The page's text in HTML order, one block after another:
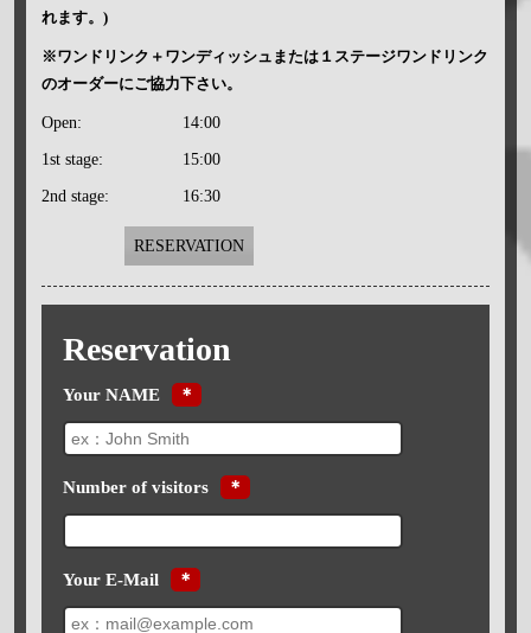
れます。)
※ワンドリンク＋ワンディッシュまたは１ステージワンドリンク
のオーダーにご協力下さい。
Open: 14:00
1st stage: 15:00
2nd stage: 16:30
RESERVATION
Reservation
Your NAME ＊
Number of visitors ＊
Your E-Mail ＊